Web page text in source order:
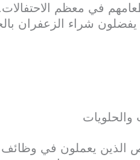
في معظم
يفضلون شراء الزعفران
والحلويات
الذين يعملون في وظائف